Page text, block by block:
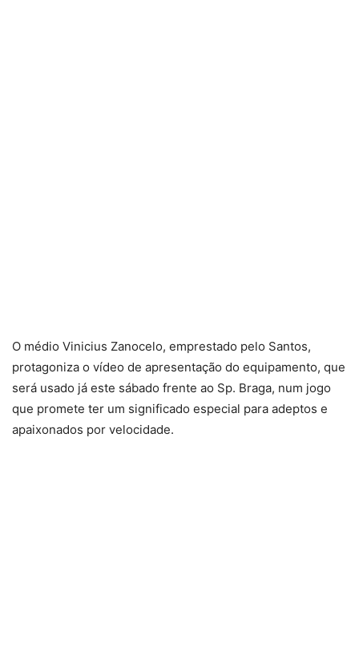
O médio Vinicius Zanocelo, emprestado pelo Santos,
protagoniza o vídeo de apresentação do equipamento, que
será usado já este sábado frente ao Sp. Braga, num jogo
que promete ter um significado especial para adeptos e
apaixonados por velocidade.